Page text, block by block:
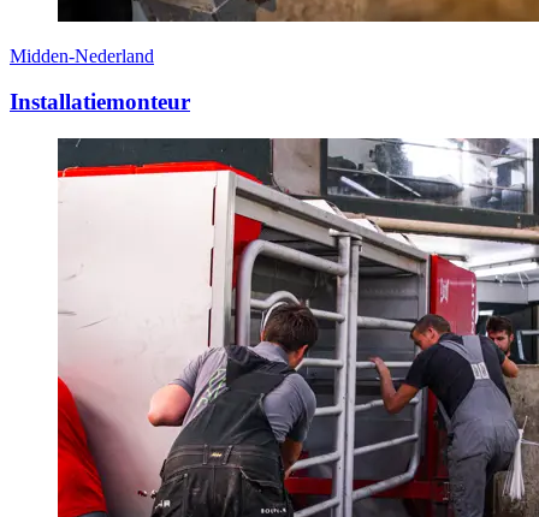
Midden-Nederland
Installatiemonteur